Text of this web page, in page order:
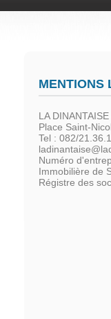
MENTIONS
LA
Place Saint-
Tel : 082/
Numéro
Immobilière de
Régistre des